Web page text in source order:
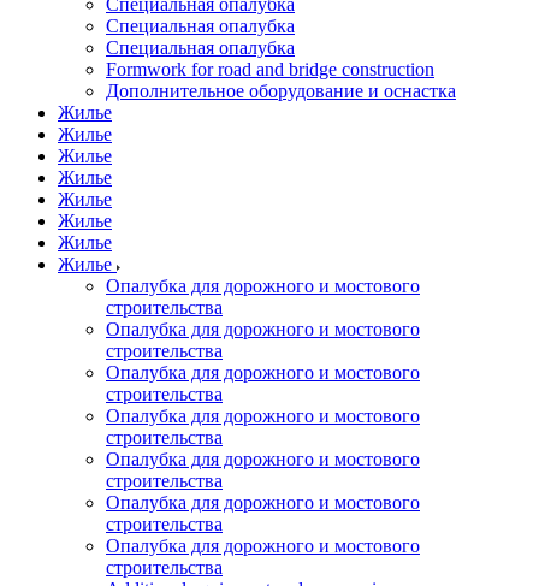
Специальная опалубка
Специальная опалубка
Специальная опалубка
Formwork for road and bridge construction
Дополнительное оборудование и оснастка
Жилье
Жилье
Жилье
Жилье
Жилье
Жилье
Жилье
Жилье
Опалубка для дорожного и мостового
строительства
Опалубка для дорожного и мостового
строительства
Опалубка для дорожного и мостового
строительства
Опалубка для дорожного и мостового
строительства
Опалубка для дорожного и мостового
строительства
Опалубка для дорожного и мостового
строительства
Опалубка для дорожного и мостового
строительства